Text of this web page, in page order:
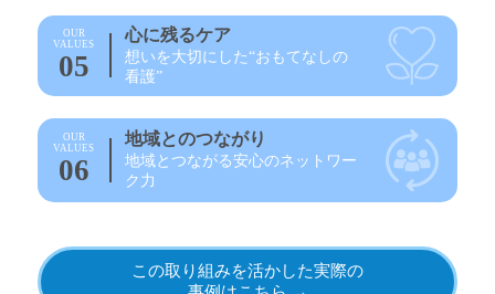
OUR
VALUES
05
心に残るケア
想いを大切にした“おもてなしの
看護”
OUR
VALUES
06
地域とのつながり
地域とつながる安心のネットワー
ク力
この取り組みを活かした実際の